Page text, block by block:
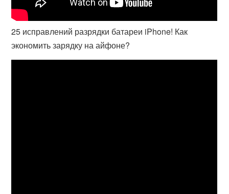
25 исправлений разрядки батареи iPhone! Как
экономить зарядку на айфоне?